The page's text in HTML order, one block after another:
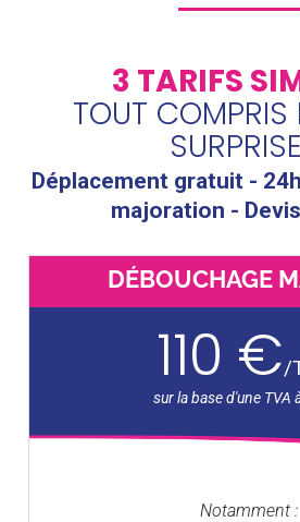
3 TARIFS
TOUT COMPRIS
Déplacement gratuit -
majoration -
DÉBOUCHAGE
110 €/
Notamment :